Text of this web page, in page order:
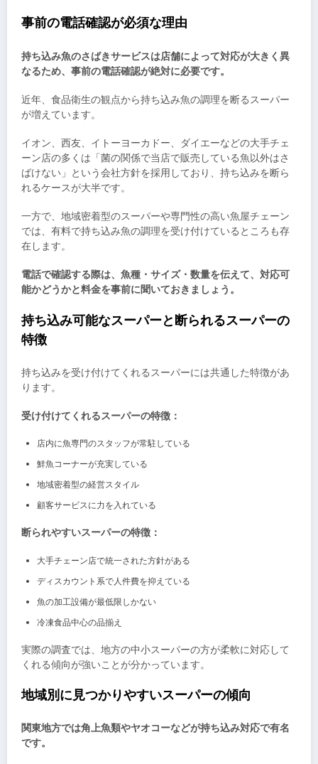
事前の電話確認が必須な理由
持ち込み魚のさばきサービスは店舗によって対応が大きく異
なるため、事前の電話確認が絶対に必要です。
近年、食品衛生の観点から持ち込み魚の調理を断るスーパー
が増えています。
イオン、西友、イトーヨーカドー、ダイエーなどの大手チェ
ーン店の多くは「菌の関係で当店で販売している魚以外はさ
ばけない」という会社方針を採用しており、持ち込みを断ら
れるケースが大半です。
一方で、地域密着型のスーパーや専門性の高い魚屋チェーン
では、有料で持ち込み魚の調理を受け付けているところも存
在します。
電話で確認する際は、魚種・サイズ・数量を伝えて、対応可
能かどうかと料金を事前に聞いておきましょう。
持ち込み可能なスーパーと断られるスーパーの
特徴
持ち込みを受け付けてくれるスーパーには共通した特徴があ
ります。
受け付けてくれるスーパーの特徴：
店内に魚専門のスタッフが常駐している
鮮魚コーナーが充実している
地域密着型の経営スタイル
顧客サービスに力を入れている
断られやすいスーパーの特徴：
大手チェーン店で統一された方針がある
ディスカウント系で人件費を抑えている
魚の加工設備が最低限しかない
冷凍食品中心の品揃え
実際の調査では、地方の中小スーパーの方が柔軟に対応して
くれる傾向が強いことが分かっています。
地域別に見つかりやすいスーパーの傾向
関東地方では角上魚類やヤオコーなどが持ち込み対応で有名
です。